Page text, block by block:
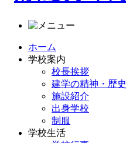
ホーム
学校案内
校長挨拶
建学の精神・歴史
施設紹介
出身学校
制服
学校生活